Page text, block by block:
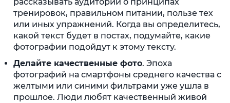
рассказывать аудитории о принципах
тренировок, правильном питании, пользе тех
или иных упражнений. Когда вы определитесь,
какой текст будет в постах, подумайте, какие
фотографии подойдут к этому тексту.
Делайте качественные фото. Эпоха
фотографий на смартфоны среднего качества с
желтыми или синими фильтрами уже ушла в
прошлое. Люди любят качественный живой